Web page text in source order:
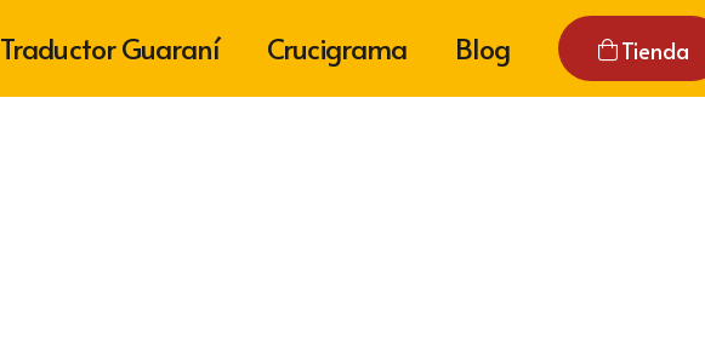
Traductor Guaraní Crucigrama Blog Tienda